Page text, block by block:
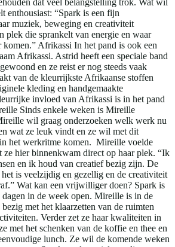
enthousiast: “Spark is een fijn
muziek, beweging en creativiteit
plek die sprankelt van energie en waar
komen.” Afrikassi In het pand is ook een
Afrikassi. Astrid heeft een speciale band
en ze reist er nog steeds vaak
van de kleurrijkste Afrikaanse stoffen
kleding en handgemaakte
invloed van Afrikassi is in het pand
Sinds enkele weken is Mireille
wil graag onderzoeken welk werk nu
wat ze leuk vindt en ze wil met dit
het werkritme komen. Mireille voelde
ze hier binnenkwam direct op haar plek. “Ik
en ik houd van creatief bezig zijn. De
is veelzijdig en gezellig en de creativiteit
Wat kan een vrijwilliger doen? Spark is
in de week open. Mireille is in de
met het klaarzetten van de ruimten
Verder zet ze haar kwaliteiten in
met het schenken van de koffie en thee en
lunch. Ze wil de komende weken